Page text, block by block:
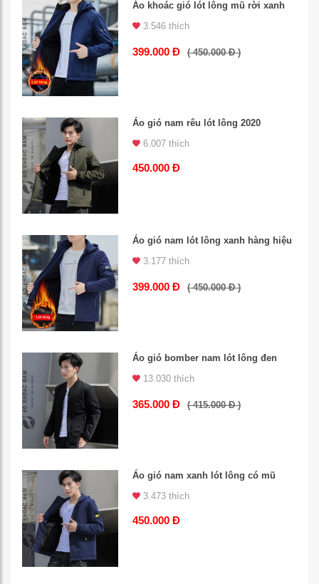
Áo khoác gió lót lông mũ rời xanh
3.546 thích
399.000 Đ ( 450.000 Đ )
Áo gió nam rêu lót lông 2020
6.007 thích
450.000 Đ
Áo gió nam lót lông xanh hàng hiệu
3.177 thích
399.000 Đ ( 450.000 Đ )
Áo gió bomber nam lót lông đen
13.030 thích
365.000 Đ ( 415.000 Đ )
Áo gió nam xanh lót lông có mũ
3.473 thích
450.000 Đ